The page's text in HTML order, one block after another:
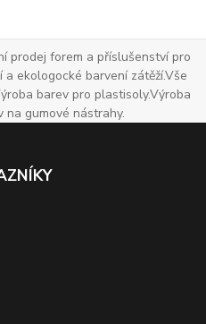
prodej forem a příslušenství pro
ekologocké barvení zátěží.Vše
barev pro plastisoly.Výroba
na gumové nástrahy.